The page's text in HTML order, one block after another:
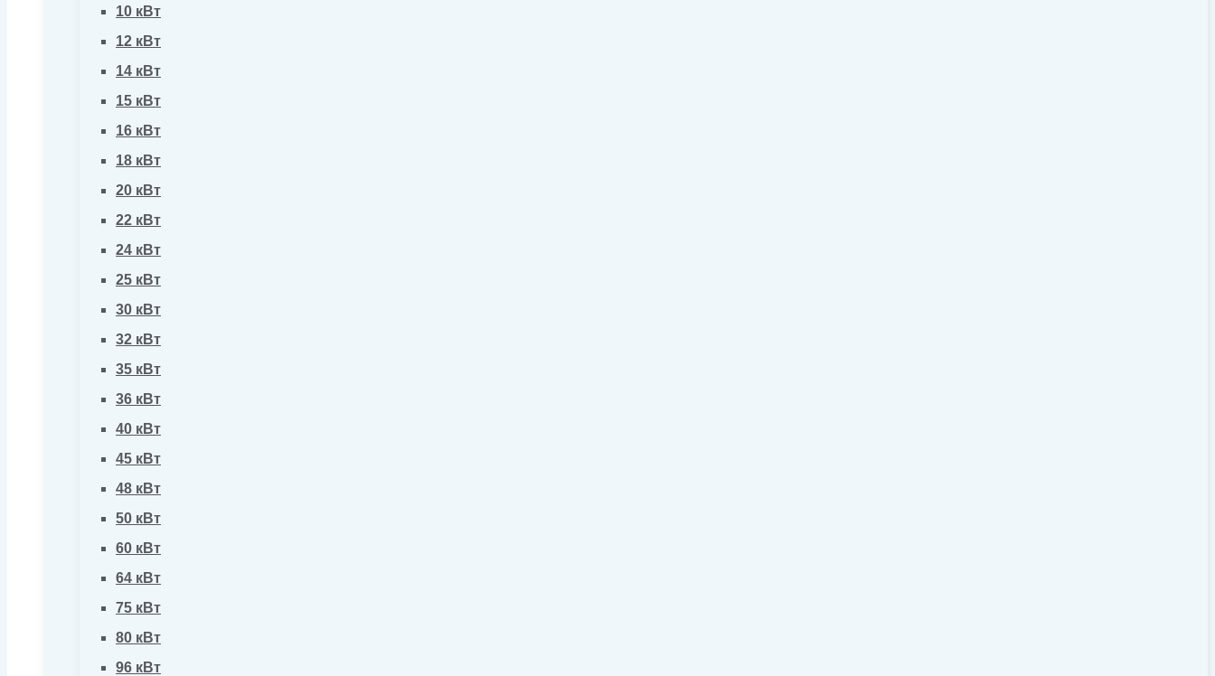
10 кВт
12 кВт
14 кВт
15 кВт
16 кВт
18 кВт
20 кВт
22 кВт
24 кВт
25 кВт
30 кВт
32 кВт
35 кВт
36 кВт
40 кВт
45 кВт
48 кВт
50 кВт
60 кВт
64 кВт
75 кВт
80 кВт
96 кВт